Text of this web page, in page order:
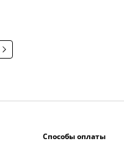
Способы оплаты